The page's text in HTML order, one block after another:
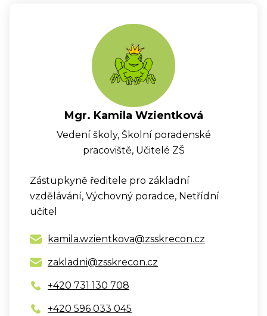
Mgr. Kamila Wzientková
Vedení školy, Školní poradenské
pracoviště, Učitelé ZŠ
Zástupkyně ředitele pro základní
vzdělávání, Výchovný poradce, Netřídní
učitel
kamila.wzientkova@zsskrecon.cz
zakladni@zsskrecon.cz
+420 731 130 708
+420 596 033 045